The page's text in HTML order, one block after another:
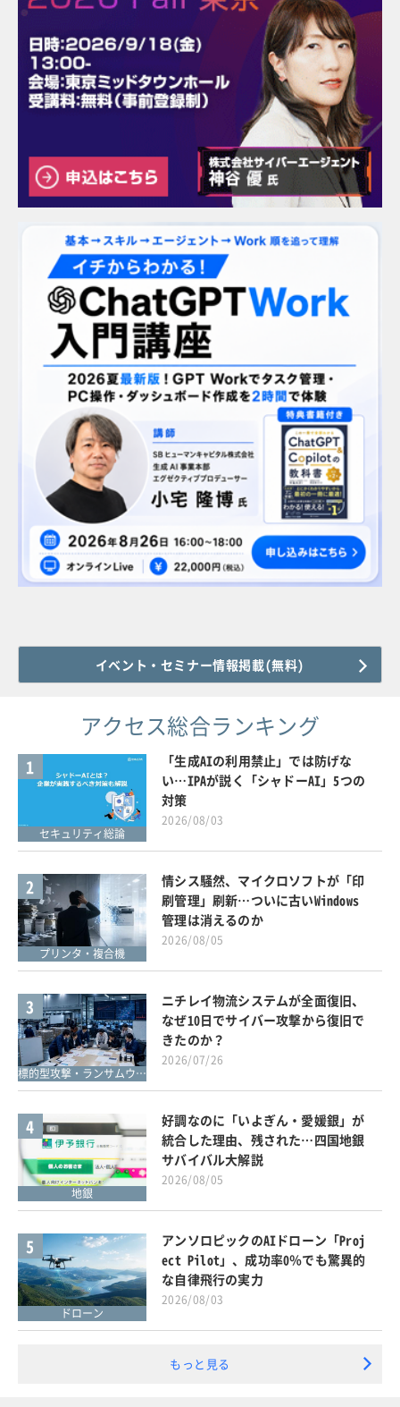
イベント・セミナー情報掲載(無料)
アクセス総合ランキング
1
セキュリティ総論
「生成AIの利用禁止」では防げな
い…IPAが説く「シャドーAI」5つの
対策
2026/08/03
2
プリンタ・複合機
情シス騒然、マイクロソフトが「印
刷管理」刷新…ついに古いWindows
管理は消えるのか
2026/08/05
3
標的型攻撃・ランサムウェア対策
ニチレイ物流システムが全面復旧、
なぜ10日でサイバー攻撃から復旧で
きたのか？
2026/07/26
4
地銀
好調なのに「いよぎん・愛媛銀」が
統合した理由、残された…四国地銀
サバイバル大解説
2026/08/05
5
ドローン
アンソロピックのAIドローン「Proj
ect Pilot」、成功率0％でも驚異的
な自律飛行の実力
2026/08/03
もっと見る